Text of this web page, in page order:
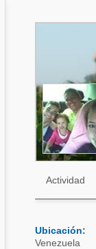
Comunidades en
Agricultura
Balanceados -
Avicultura
Ganadería
Porcicultura
Actividad
Ubicación:
Venezuela